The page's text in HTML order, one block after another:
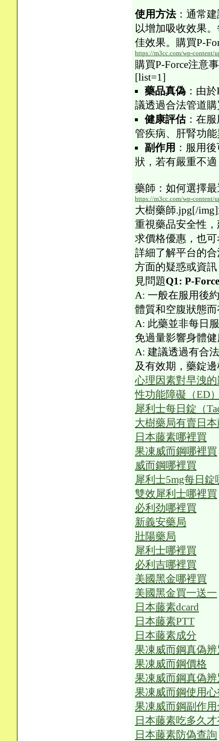
使用方法：通常
以增加吸收效果
佳效果。購買P-
https://m3cc.com/wp-content/
購買P-Force注意
[list=1]
藥品真偽 ：由
議透過合法管道
健康評估：在服
管疾病、肝腎功
副作用 ：服用
狀，若有嚴重不
藥師：如何選擇
https://m3cc.com/wp-content/
大樹藥師.jpg[/
重視藥品安全性
求價格優惠，也
詳細了解平台的
方面的疑惑或資訊
見問題Q1: P-
A: 一般在服用後
體質和空腹狀態
A: 此藥並非每日
免過量影響身體
A: 建議透過有合
及有效期，藥錠
心理因素對早洩
性功能障礙（ED
犀利士每日錠（
大樹藥局有賣日
日本藤素哪裡買
果凍威而鋼哪裡買
威而鋼哪裡買
犀利士5mg每日錠
雙效犀利士哪裡買
必利劲哪裡買
新義安藥局
壯陽藥局
犀利士哪裡買
必利吉哪裡買
美國黑金哪裡買
美國黑金買一送一
日本藤素dcard
日本藤素PTT
日本藤素成分
果凍威而鋼真偽
果凍威而鋼價格
果凍威而鋼真偽
果凍威而鋼使用
果凍威而鋼副作
日本藤素吃多久
日本藤素防偽查詢